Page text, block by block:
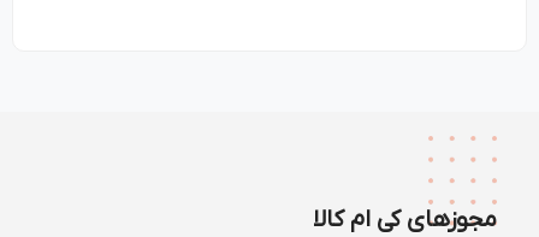
مجوزهای کی ام کالا